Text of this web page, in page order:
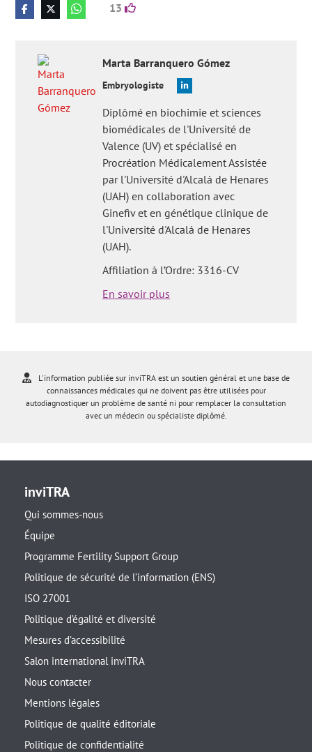
13
Marta Barranquero Gómez
Embryologiste
Diplômé en biochimie et sciences
biomédicales de l'Université de
Valence (UV) et spécialisé en
Procréation Médicalement Assistée
par l'Université d'Alcalá de Henares
(UAH) en collaboration avec
Ginefiv et en génétique clinique de
l'Université d'Alcalá de Henares
(UAH).
Affiliation à l’Ordre: 3316-CV
En savoir plus
L'information publiée sur inviTRA est un soutien général et une base de
connaissances médicales qui ne doivent pas être utilisées pour
autodiagnostiquer un problème de santé ni pour remplacer la consultation
avec un médecin ou spécialiste diplômé.
inviTRA
Qui sommes-nous
Équipe
Programme Fertility Support Group
Politique de sécurité de l’information (ENS)
ISO 27001
Politique d’égalité et diversité
Mesures d’accessibilité
Salon international inviTRA
Nous contacter
Mentions légales
Politique de qualité éditoriale
Politique de confidentialité